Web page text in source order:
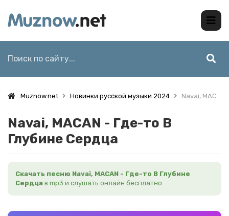
Muznow.net Новинки русской музыки 2024 Navai, MACAN - Где-то В Глубине Сердца
Navai, MACAN - Где-то В
Глубине Сердца
Скачать песню Navai, MACAN - Где-то В Глубине
Сердца в mp3 и слушать онлайн бесплатно